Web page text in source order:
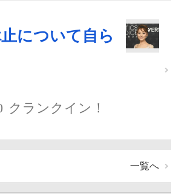
について自ら
クランクイン！
一覧へ